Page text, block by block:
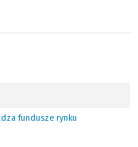
fundusze rynku